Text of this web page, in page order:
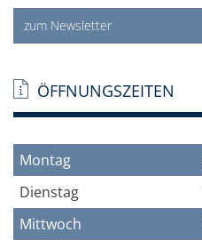
zum Newsletter
ÖFFNUNGSZEITEN
Montag
Dienstag
Mittwoch